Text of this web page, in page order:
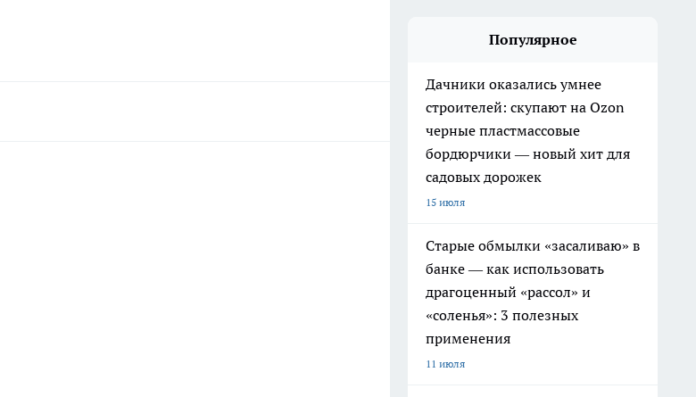
Популярное
Дачники оказались умнее
строителей: скупают на Ozon
черные пластмассовые
бордюрчики — новый хит для
садовых дорожек
15 июля
Старые обмылки «засаливаю» в
банке — как использовать
драгоценный «рассол» и
«соленья»: 3 полезных
применения
11 июля